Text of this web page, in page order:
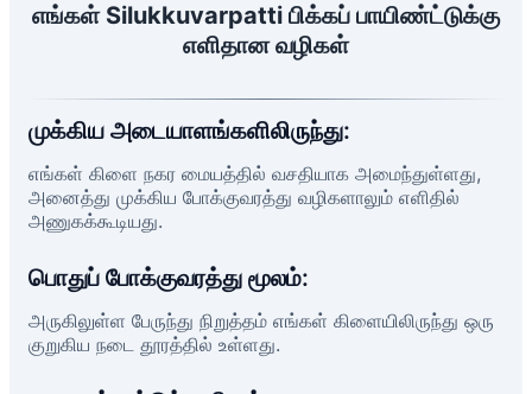
எங்கள் Silukkuvarpatti பிக்கப் பாயிண்ட்டுக்கு
எளிதான வழிகள்
முக்கிய அடையாளங்களிலிருந்து:
எங்கள் கிளை நகர மையத்தில் வசதியாக அமைந்துள்ளது,
அனைத்து முக்கிய போக்குவரத்து வழிகளாலும் எளிதில்
அணுகக்கூடியது.
பொதுப் போக்குவரத்து மூலம்:
அருகிலுள்ள பேருந்து நிறுத்தம் எங்கள் கிளையிலிருந்து ஒரு
குறுகிய நடை தூரத்தில் உள்ளது.